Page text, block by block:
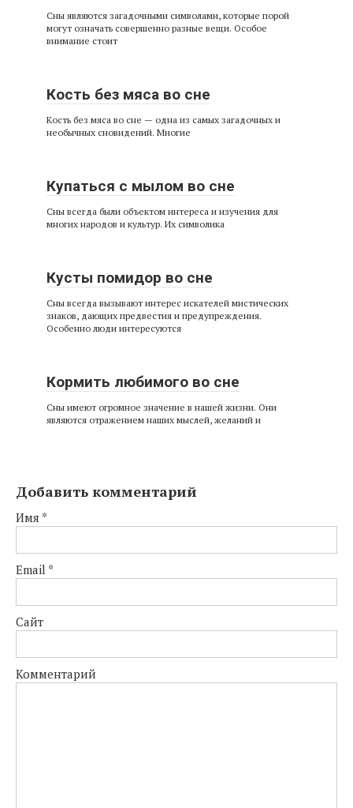
Сны являются загадочными символами, которые порой
могут означать совершенно разные вещи. Особое
внимание стоит
Кость без мяса во сне
Кость без мяса во сне — одна из самых загадочных и
необычных сновидений. Многие
Купаться с мылом во сне
Сны всегда были объектом интереса и изучения для
многих народов и культур. Их символика
Кусты помидор во сне
Сны всегда вызывают интерес искателей мистических
знаков, дающих предвестия и предупреждения.
Особенно люди интересуются
Кормить любимого во сне
Сны имеют огромное значение в нашей жизни. Они
являются отражением наших мыслей, желаний и
Добавить комментарий
Имя *
Email *
Сайт
Комментарий